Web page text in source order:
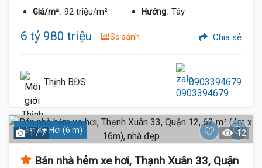
Giá/m²: 92 triệu/m² Hướng: Tây
6 tỷ 980 triệu So sánh Chia sẻ
Thịnh BĐS 0903394679
Hẻm Xe Hơi (6 m)
1 / 7 12
Bán nhà hẻm xe hơi, Thạnh Xuân 33, Quận